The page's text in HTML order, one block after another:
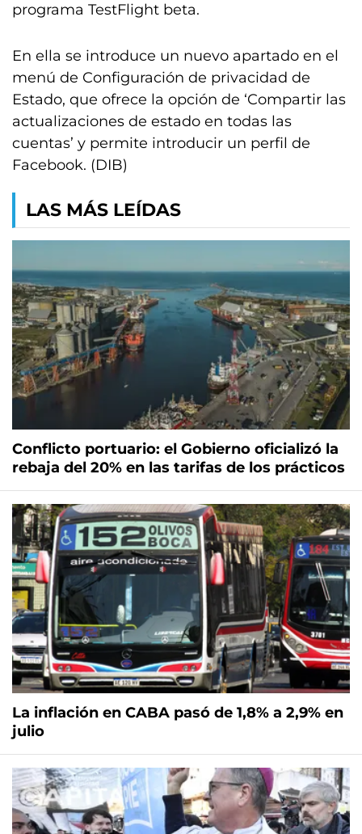
programa TestFlight beta.
En ella se introduce un nuevo apartado en el
menú de Configuración de privacidad de
Estado, que ofrece la opción de ‘Compartir las
actualizaciones de estado en todas las
cuentas’ y permite introducir un perfil de
Facebook. (DIB)
LAS MÁS LEÍDAS
Conflicto portuario: el Gobierno oficializó la
rebaja del 20% en las tarifas de los prácticos
La inflación en CABA pasó de 1,8% a 2,9% en
julio